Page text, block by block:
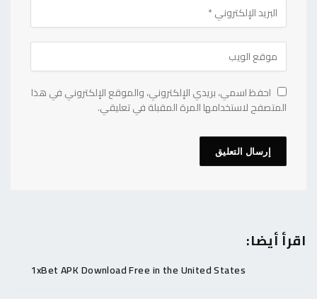
احفظ اسمي، بريدي الإلكتروني، والموقع الإلكتروني في هذا
المتصفح لاستخدامها المرة المقبلة في تعليقي.
اقرأ أيضا:
1xBet APK Download Free in the United States